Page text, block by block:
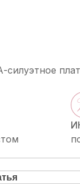
силуэтное